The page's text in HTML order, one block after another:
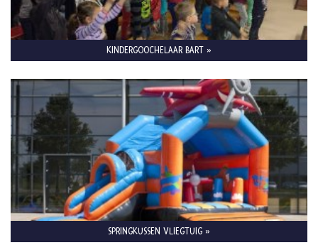
KINDERGOOCHELAAR BART »
SPRINGKUSSEN VLIEGTUIG »